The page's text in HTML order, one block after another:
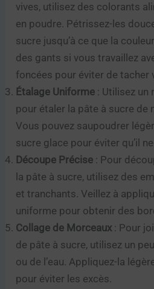
vives, utilisez des colorants
en poudre. Pétrissez-les
sucre jusqu’à ce que la
des gants si vous travaillez
foncées pour éviter de tacher
Étalage Uniforme : Utilisez un
pour étaler la pâte à sucre de
Vous pouvez saupoudrer
sucre glace pour éviter qu’il
Découpe Précise : Pour
la pâte à sucre, utilisez des
et tranchants. Veillez à
uniforme pour obtenir des
Collage de Morceaux: Pour
de pâte à sucre, utilisez un
ou de l’eau. Appliquez-la
pour éviter les excès.